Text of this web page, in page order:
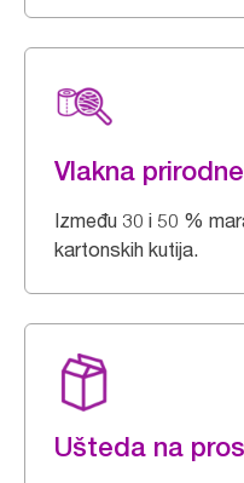
Vlakna
Između 30 i 50 %
kartonskih kutija.
Ušteda na